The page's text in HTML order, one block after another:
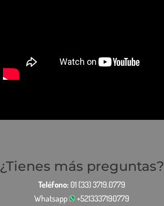
¿Tienes más preguntas?
Teléfono: 01 (33) 3719.0779
Whatsapp
+5213337190779